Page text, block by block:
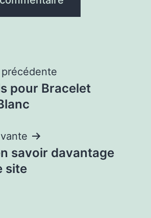
pour Bracelet
savoir davantage
site